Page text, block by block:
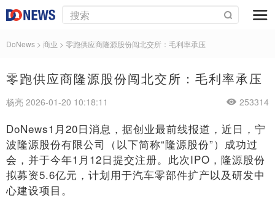
DoNews > 商业 > 零跑供应商隆源股份闯北交所：毛利率承压
零跑供应商隆源股份闯北交所：毛利率承压
杨亮 2026-01-20 10:18:11 253314
DoNews1月20日消息，据创业最前线报道，近日，宁
波隆源股份有限公司（以下简称“隆源股份”）成功过
会，并于今年1月12日提交注册。此次IPO，隆源股份
拟募资5.6亿元，计划用于汽车零部件扩产以及研发中
心建设项目。